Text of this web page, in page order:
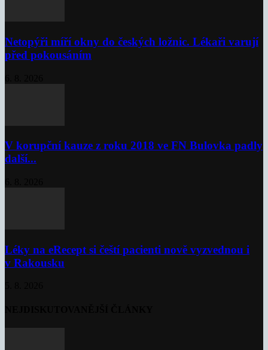
Netopýři míří okny do českých ložnic. Lékaři varují
před pokousáním
V korupční kauze z roku 2018 ve FN Bulovka padly
další...
Léky na eRecept si čeští pacienti nově vyzvednou i
v Rakousku